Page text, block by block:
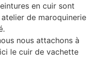
en cuir sont
de maroquinerie
nous attachons à
le cuir de vachette